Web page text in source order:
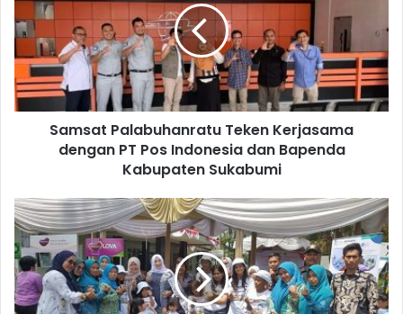
Samsat Palabuhanratu Teken Kerjasama
dengan PT Pos Indonesia dan Bapenda
Kabupaten Sukabumi